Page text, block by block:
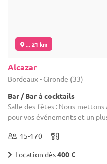
... 21 km
Alcazar
Bordeaux - Gironde (33)
Bar / Bar à cocktails
Salle des fêtes : Nous
pour vos événements et un
15-170
Location dès400 €